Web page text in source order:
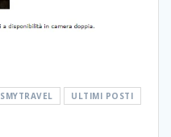
SMYTRAVEL ULTIMI POSTI